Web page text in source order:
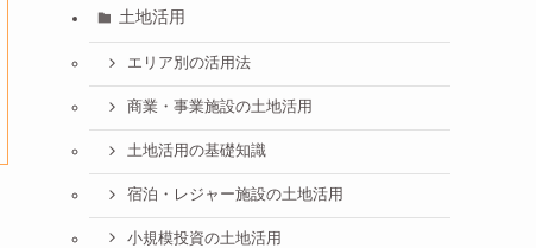
土地活用
エリア別の活用法
商業・事業施設の土地活用
土地活用の基礎知識
宿泊・レジャー施設の土地活用
小規模投資の土地活用